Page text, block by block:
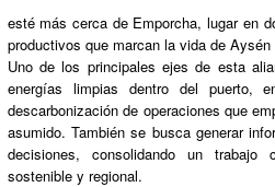
esté más cerca de Emporcha, lugar en
productivos que marcan la vida de
Uno de los principales ejes de esta
energías limpias dentro del puerto,
descarbonización de operaciones que
asumido. También se busca generar
decisiones, consolidando un trabajo
sostenible y regional.